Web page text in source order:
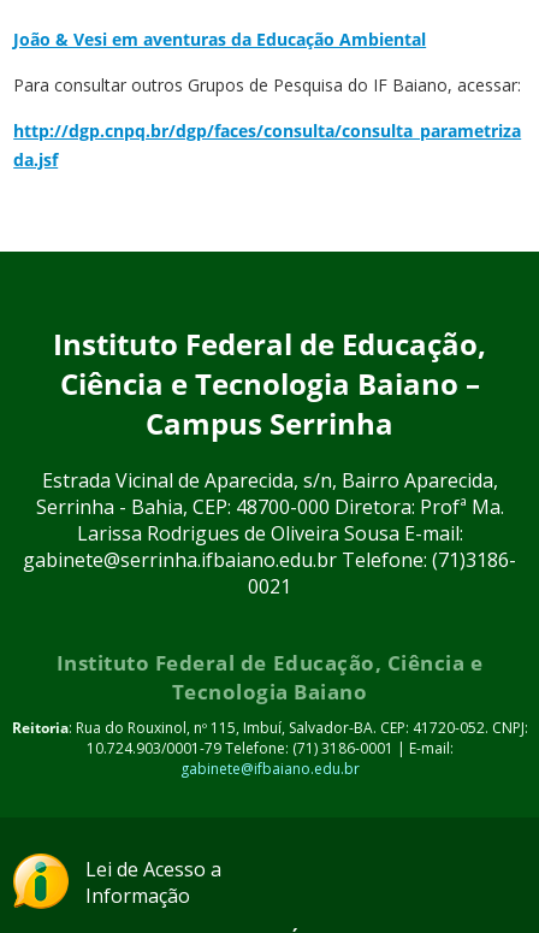
João & Vesi em aventuras da Educação Ambiental
Para consultar outros Grupos de Pesquisa do IF Baiano, acessar:
http://dgp.cnpq.br/dgp/faces/consulta/consulta_parametriza
da.jsf
Instituto Federal de Educação,
Ciência e Tecnologia Baiano –
Campus Serrinha
Estrada Vicinal de Aparecida, s/n, Bairro Aparecida,
Serrinha - Bahia, CEP: 48700-000 Diretora: Profª Ma.
Larissa Rodrigues de Oliveira Sousa E-mail:
gabinete@serrinha.ifbaiano.edu.br Telefone: (71)3186-
0021
Instituto Federal de Educação, Ciência e
Tecnologia Baiano
Reitoria: Rua do Rouxinol, nº 115, Imbuí, Salvador-BA. CEP: 41720-052. CNPJ:
10.724.903/0001-79 Telefone: (71) 3186-0001 | E-mail:
gabinete@ifbaiano.edu.br
Lei de Acesso a
Informação